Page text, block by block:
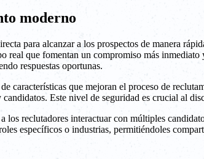
moderno
para alcanzar a los prospectos de manera
real que fomentan un compromiso más
respuestas oportunas.
características que mejoran el proceso de
Este nivel de seguridad es crucial al
reclutadores interactuar con múltiples
específicos o industrias, permitiéndoles